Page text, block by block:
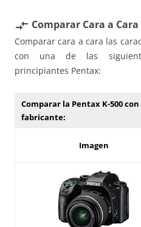
compare_arrows Comparar Cara a Cara
Comparar cara a cara las
con una de las
principiantes Pentax:
Comparar la Pentax K-500
fabricante:
Imagen